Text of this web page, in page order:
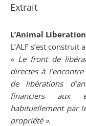
Extrait
L’Animal
L’ALF s’est construit
« Le front de
directes à
de libérations
financiers aux
habituellement par
propriété ».